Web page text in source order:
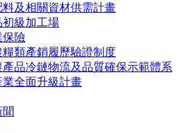
料及相關資材供需計畫
初級加工場
保險
糧類產銷履歷驗證制度
產品冷鏈物流及品質確保示範體系
業全面升級計畫